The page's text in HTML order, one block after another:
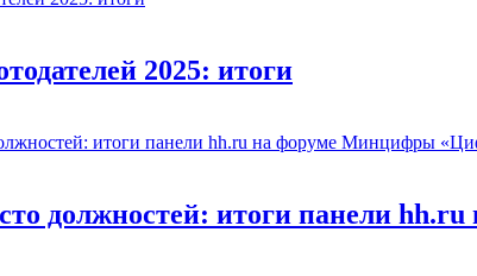
2025: итоги
должностей: итоги панели